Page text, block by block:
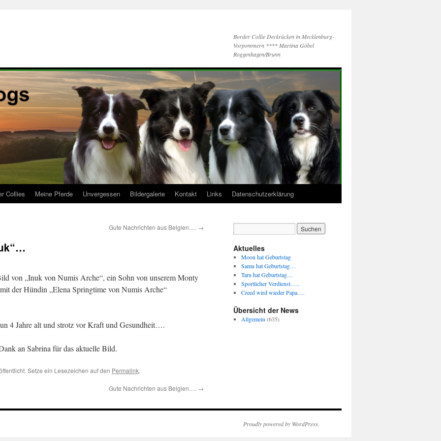
Border Collie Deckrücken in Mecklenburg-
Vorpommern **** Martina Göbel
Roggenhagen/Brunn
Collies Meine Pferde Unvergessen Bildergalerie Kontakt Links Datenschutzerklärung
Gute Nachrichten aus Belgien…. →
von „Inuk von Numis Arche“, ein Sohn von unserem Monty
der Hündin „Elena Springtime von Numis Arche“
4 Jahre alt und strotz vor Kraft und Gesundheit….
an Sabrina für das aktuelle Bild.
Setze ein Lesezeichen auf den Permalink.
Gute Nachrichten aus Belgien…. →
Aktuelles
Moon hat Geburtstag
Samu hat Geburtstag…
Taru hat Geburtstag…
Sportlicher Verdienst…..
Creed wird wieder Papa….
Übersicht der News
Allgemein (635)
Proudly powered by WordPress.